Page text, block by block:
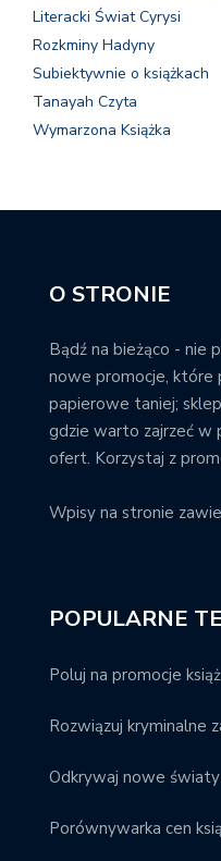
Literacki Świat Cyrysi
Rozkminy Hadyny
Subiektywnie o książkach
Tanayah Czyta
Wymarzona Książka
O STRONIE
Bądź na bieżąco - nie
nowe promocje, które
papierowe taniej;
gdzie warto zajrzeć w
ofert. Korzystaj z
Wpisy na stronie
POPULARNE
Poluj na promocje
Rozwiązuj kryminalne
Odkrywaj nowe
Porównywarka cen